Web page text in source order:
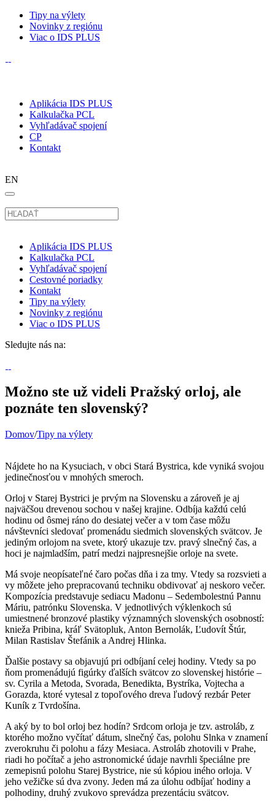
Tipy na výlety
Novinky z regiónu
Viac o IDS PLUS
Aplikácia IDS PLUS
Kalkulačka PCL
Vyhľadávač spojení
CP
Kontakt
EN
Aplikácia IDS PLUS
Kalkulačka PCL
Vyhľadávač spojení
Cestovné poriadky
Kontakt
Tipy na výlety
Novinky z regiónu
Viac o IDS PLUS
Sledujte nás na:
Možno ste už videli Pražský orloj, ale
poznáte ten slovenský?
Domov/Tipy na výlety
Nájdete ho na Kysuciach, v obci Stará Bystrica, kde vyniká svojou
jedinečnosťou v mnohých smeroch.
Orloj v Starej Bystrici je prvým na Slovensku a zároveň je aj
najväčšou drevenou sochou v našej krajine. Odbíja každú celú
hodinu od ôsmej ráno do desiatej večer a v tom čase môžu
návštevníci sledovať promenádu siedmich slovenských svätcov. Je
jediným orlojom na svete, ktorý ukazuje tzv. pravý slnečný čas, a
hoci je najmladším, patrí medzi najpresnejšie orloje na svete.
Má svoje neopísateľné čaro počas dňa i za tmy. Vtedy sa rozsvieti a
vy môžete jeho prepracovanú techniku obdivovať aj neskoro večer.
Kompozícia predstavuje sediacu Madonu – Sedembolestnú Pannu
Máriu, patrónku Slovenska. V jednotlivých výklenkoch sú
umiestnené bronzové plastiky významných slovenských osobností:
knieža Pribina, kráľ Svätopluk, Anton Bernolák, Ľudovít Štúr,
Milan Rastislav Štefánik a Andrej Hlinka.
Ďalšie postavy sa objavujú pri odbíjaní celej hodiny. Vtedy sa po
ňom promenádujú figúrky ďalších svätcov zo slovenskej histórie –
sv. Cyrila a Metoda, Svorada, Benedikta, Bystríka, Vojtecha a
Gorazda, ktoré vytesal z topoľového dreva ľudový rezbár Peter
Kuník z Tvrdošína.
A aký by to bol orloj bez hodín? Srdcom orloja je tzv. astroláb, z
ktorého možno vyčítať dátum, slnečný čas, polohu Slnka v znamení
zverokruhu či polohu a fázy Mesiaca. Astroláb zhotovili v Prahe,
riadi ho počítač a jeho astronomické údaje navrhli špeciálne pre
zemepisnú polohu Starej Bystrice, nie sú kópiou iného orloja. V
jeho vežičke sú dva zvony. Jeden má za úlohu odbíjať hodiny a
polhodiny, druhý zvukovo sprevádza prezentáciu svätcov.